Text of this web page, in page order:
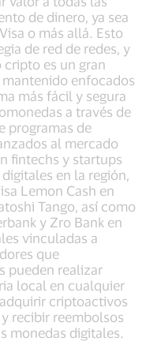
de dinero, ya sea
o más allá. Esto
de red de redes, y
es un gran
enfocados
más fácil y segura
a través de
programas de
al mercado
fintechs y startups
en la región,
Lemon Cash en
Tango, así como
y Zro Bank en
vinculadas a
que
pueden realizar
local en cualquier
criptoactivos
recibir reembolsos
monedas digitales.